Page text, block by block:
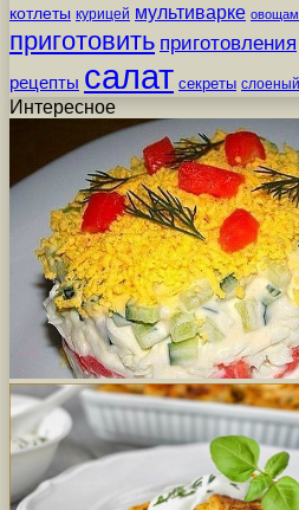
котлеты курицей мультиварке
приготовить приготовления
рецепты салат секреты слоеный
Интересное